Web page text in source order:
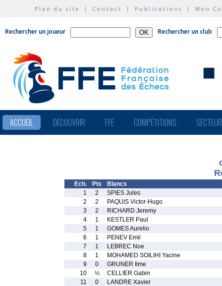
Plan du site | Contact | Publications | Mon
Rechercher un joueur Rechercher un club
ACCUEIL DÉCOUVRIR FFE COMPÉTITIONS
Ech. Pts
Blancs
1
2
SPIES Jules
2
2
PAQUIS Victor-Hugo
3
2
RICHARD Jeremy
4
1
KESTLER Paul
5
1
GOMES Aurelio
6
1
PENEV Emil
7
1
LEBREC Noe
8
1
MOHAMED SOILIHI Yacine
9
0
GRUNER Ilme
10
½
CELLIER Gabin
11
0 LANDRE Xavier